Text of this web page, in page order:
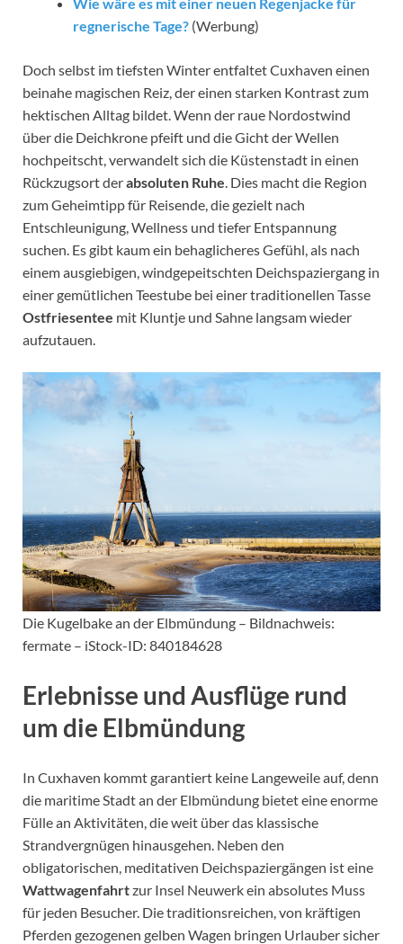
regnerische Tage? (Werbung)
Doch selbst im tiefsten Winter entfaltet Cuxhaven einen
beinahe magischen Reiz, der einen starken Kontrast zum
hektischen Alltag bildet. Wenn der raue Nordostwind
über die Deichkrone pfeift und die Gicht der Wellen
hochpeitscht, verwandelt sich die Küstenstadt in einen
Rückzugsort derabsoluten Ruhe. Dies macht die Region
zum Geheimtipp für Reisende, die gezielt nach
Entschleunigung, Wellness und tiefer Entspannung
suchen. Es gibt kaum ein behaglicheres Gefühl, als nach
einem ausgiebigen, windgepeitschten Deichspaziergang in
einer gemütlichen Teestube bei einer traditionellen Tasse
Ostfriesentee mit Kluntje und Sahne langsam wieder
aufzutauen.
Die Kugelbake an der Elbmündung – Bildnachweis:
fermate – iStock-ID: 840184628
Erlebnisse und Ausflüge rund
um die Elbmündung
In Cuxhaven kommt garantiert keine Langeweile auf, denn
die maritime Stadt an der Elbmündung bietet eine enorme
Fülle an Aktivitäten, die weit über das klassische
Strandvergnügen hinausgehen. Neben den
obligatorischen, meditativen Deichspaziergängen ist eine
Wattwagenfahrtzur Insel Neuwerk ein absolutes Muss
für jeden Besucher. Die traditionsreichen, von kräftigen
Pferden gezogenen gelben Wagen bringen Urlauber sicher